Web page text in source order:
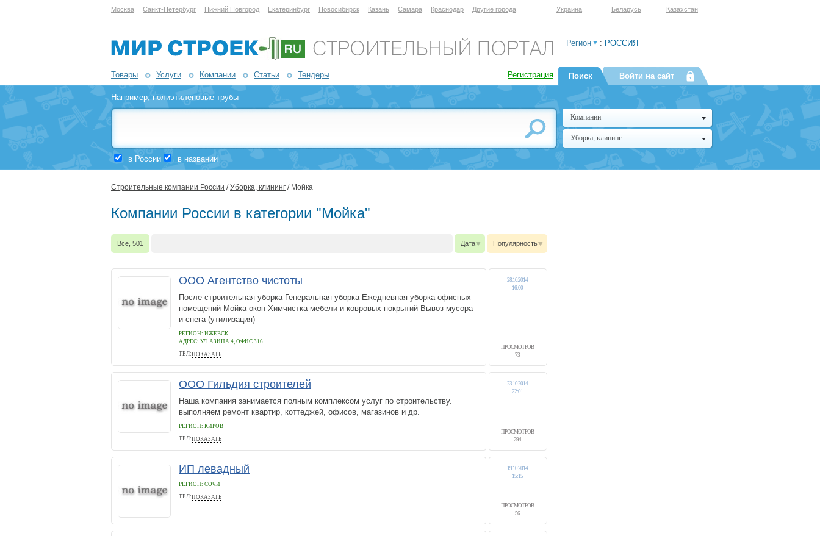
Москва Санкт-Петербург Нижний Новгород Екатеринбург Новосибирск Казань Самара Краснодар Другие города Украина Беларусь Казахстан
Товары Услуги Компании Статьи Тендеры Регистрация
Регион : РОССИЯ
Например,полиэтиленовые трубы
в России в названии
Поиск Войти на сайт
Компании
Уборка, клининг
Строительные компании России /Уборка, клининг / Мойка
Компании России в категории "Мойка"
Все, 501 Дата Популярность
ООО Агентство чистоты
После строительная уборка Генеральная уборка Ежедневная уборка офисных
помещений Мойка окон Химчистка мебели и ковровых покрытий Вывоз мусора
и снега (утилизация)
РЕГИОН: ИЖЕВСК
АДРЕС: УЛ. АЗИНА 4, ОФИС 316
ТЕЛ:ПОКАЗАТЬ
(3412) 478-012 , 8(912)-013-81-92
ПРОСМОТРОВ
73
28.10.2014
16:00
ООО Гильдия строителей
Наша компания занимается полным комплексом услуг по строительству.
выполняем ремонт квартир, коттеджей, офисов, магазинов и др.
РЕГИОН: КИРОВ
ТЕЛ:ПОКАЗАТЬ
25-02-99
ПРОСМОТРОВ
294
23.10.2014
22:01
ИП левадный
РЕГИОН: СОЧИ
ТЕЛ:ПОКАЗАТЬ
89628842246
ПРОСМОТРОВ
56
19.10.2014
15:15